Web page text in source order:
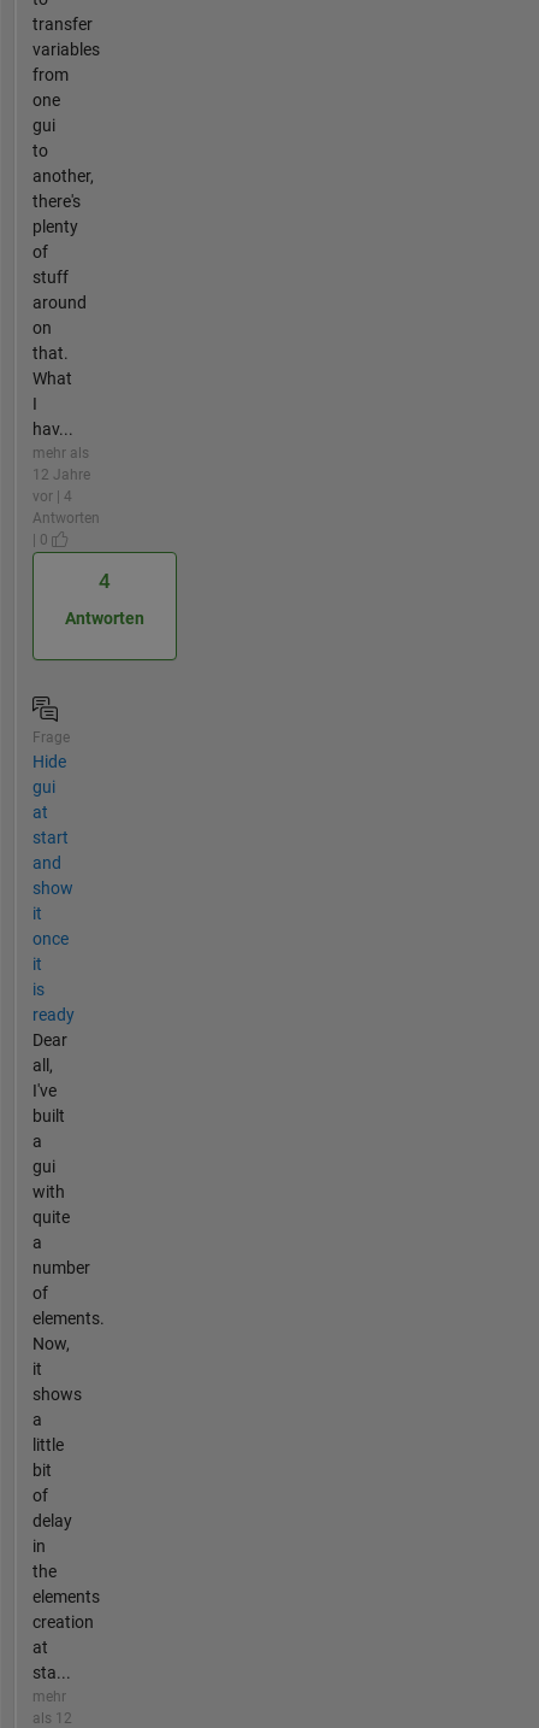
transfer
variables
from
one
gui
to
another,
there's
plenty
of
stuff
around
on
that.
What
I
hav...
mehr als
12 Jahre
vor | 4
Antworten
| 0
4
Antworten
Frage
Hide
gui
at
start
and
show
it
once
it
is
ready
Dear
all,
I've
built
a
gui
with
quite
a
number
of
elements.
Now,
it
shows
a
little
bit
of
delay
in
the
elements
creation
at
sta...
mehr
als 12